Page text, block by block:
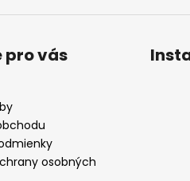
pro vás
osobných